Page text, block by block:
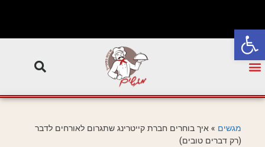
פתח סרגל נגישות
מגשים » איך בוחרים חברת קייטרינג שתגרום לאורחים לדבר
(רק דברים טובים)